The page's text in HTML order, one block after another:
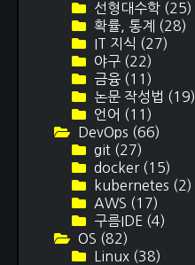
선형대수학 (25)
확률, 통계 (28)
IT 지식 (27)
야구 (22)
금융 (11)
논문 작성법 (19)
언어 (11)
DevOps (66)
git (27)
docker (15)
kubernetes (2)
AWS (17)
구름IDE (4)
OS (82)
Linux (38)